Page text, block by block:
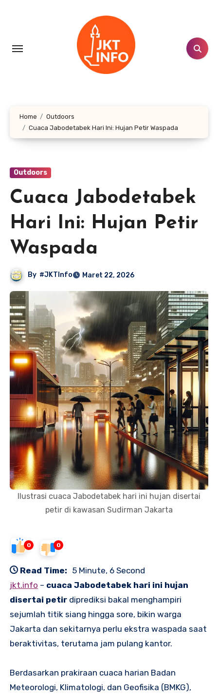
Home
Outdoors
Cuaca Jabodetabek Hari Ini: Hujan Petir Waspada
Outdoors
Cuaca Jabodetabek
Hari Ini: Hujan Petir
Waspada
By #JKTInfo Maret 22, 2026
Ilustrasi cuaca Jabodetabek hari ini hujan disertai
petir di kawasan Sudirman Jakarta
0 0
Read Time: 5 Minute, 6 Second
jkt.info – cuaca Jabodetabek hari ini hujan
disertai petir diprediksi bakal menghampiri
sejumlah titik siang hingga sore, bikin warga
Jakarta dan sekitarnya perlu ekstra waspada saat
beraktivitas, terutama jam pulang kantor.
Berdasarkan prakiraan cuaca harian Badan
Meteorologi, Klimatologi, dan Geofisika (BMKG),